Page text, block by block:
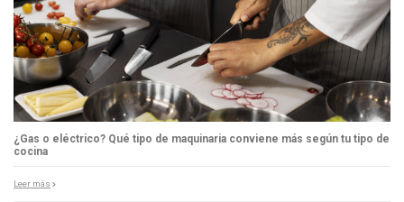
¿Gas o eléctrico? Qué tipo de maquinaria conviene más según tu tipo de
cocina
Leer más